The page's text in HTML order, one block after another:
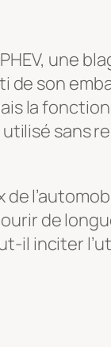
une
son
la
sans
de
il inciter